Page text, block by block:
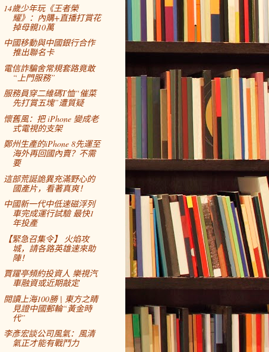
14歲少年玩《王者榮
耀》：內購+直播打賞花
掉母親10萬
中國移動與中國銀行合作
推出聯名卡
電信詐騙舍常規套路竟敢
“上門服務”
服務員穿二維碼T恤“催菜
先打賞五塊”遭質疑
懷舊風：把 iPhone 變成老
式電視的支架
鄭州生產的iPhone 8先運至
海外再回國內賣？不需
要
這部荒誕詭異充滿野心的
國產片，看著真爽！
中國新一代中低速磁浮列
車完成運行試驗 最快1
年投產
【緊急召集令】 火焰攻
城，請各路英雄速來助
陣！
賈躍亭頻約投資人 樂視汽
車融資或近期敲定
閱讀上海100勝 | 東方之睛
見證中國郵輪“黃金時
代”
李彥宏談公司風氣：風清
氣正才能有戰鬥力